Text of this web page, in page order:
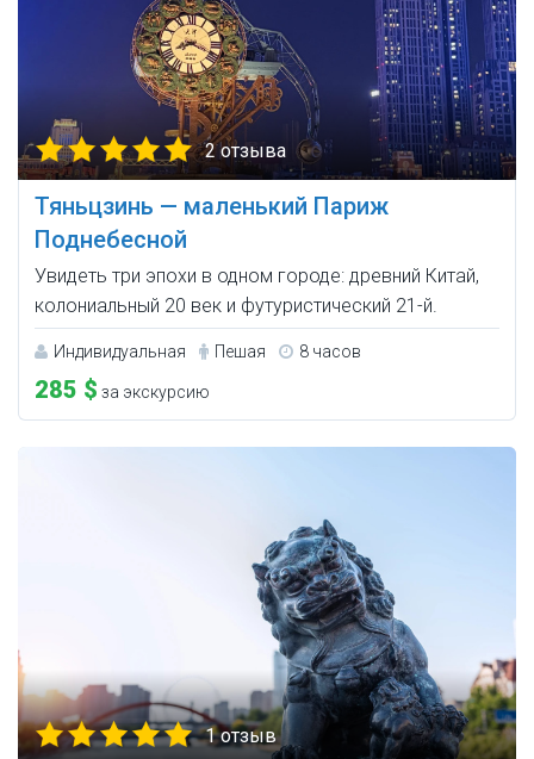
2 отзыва
Тяньцзинь — маленький Париж
Поднебесной
Увидеть три эпохи в одном городе: древний Китай,
колониальный 20 век и футуристический 21-й.
Индивидуальная Пешая 8 часов
285 $ за экскурсию
1 отзыв